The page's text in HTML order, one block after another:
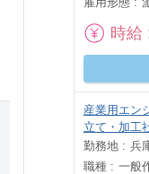
時給
産業用エン
立て・加工
勤務地
兵
職種
一般